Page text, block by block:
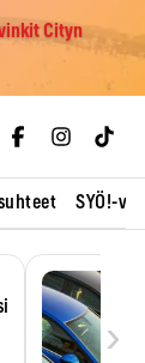
Cityn
SYÖ!-
›